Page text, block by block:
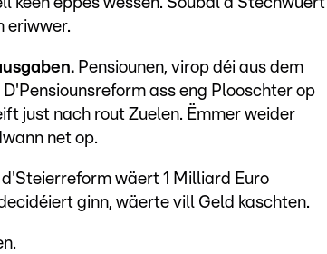
keen eppes wëssen. Soubal d'Stéchwuert
eriwwer.
Pensiounen, virop déi aus dem
ass eng Plooschter op
just nach rout Zuelen. Ëmmer weider
net op.
d'Steierreform wäert 1 Milliard Euro
ginn, wäerte vill Geld kaschten.